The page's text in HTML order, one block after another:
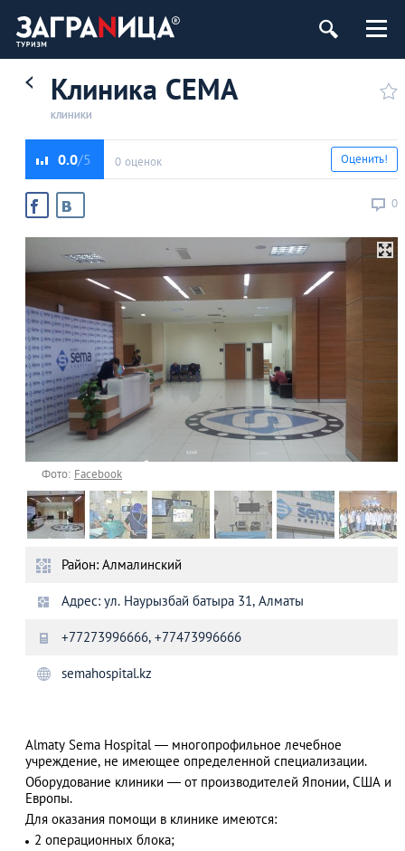
Клиника СЕМА
КЛИНИКИ
0.0 0 оценок
0
Оценить!
Фото: Facebook
Район: Алмалинский
Адрес: ул. Наурызбай батыра 31, Алматы
+77273996666, +77473996666
semahospital.kz
Almaty Sema Hospital — многопрофильное лечебное
учреждение, не имеющее определенной специализации.
Оборудование клиники — от производителей Японии, США и
Европы.
Для оказания помощи в клинике имеются:
2 операционных блока;